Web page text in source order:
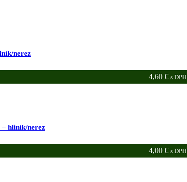
nerez
4,60 € s DPH
– hliník/nerez
4,00 € s DPH